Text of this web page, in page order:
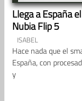
Llega a España
Nubia Flip 5
ISABEL
Hace nada que el
España, con
y